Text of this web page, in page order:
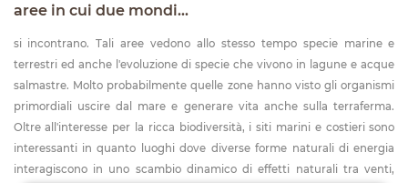
aree in cui due mondi...
si incontrano. Tali aree vedono allo stesso tempo specie marine e
terrestri ed anche l'evoluzione di specie che vivono in lagune e acque
salmastre. Molto probabilmente quelle zone hanno visto gli organismi
primordiali uscire dal mare e generare vita anche sulla terraferma.
Oltre all'interesse per la ricca biodiversità, i siti marini e costieri sono
interessanti in quanto luoghi dove diverse forme naturali di energia
interagiscono in uno scambio dinamico di effetti naturali tra venti,